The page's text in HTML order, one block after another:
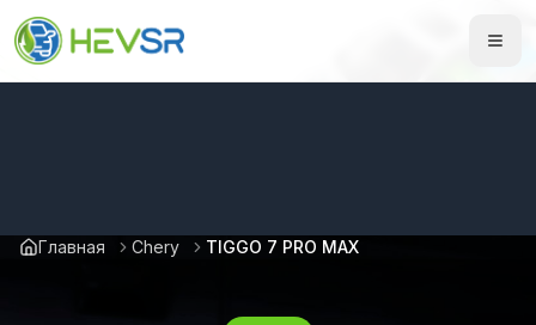
Главная Chery TIGGO 7 PRO MAX